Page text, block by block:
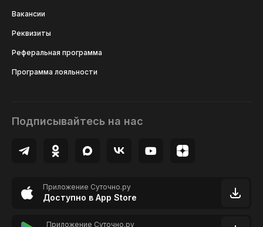
Вакансии
Реквизиты
Реферальная программа
Программа лояльности
Подписывайтесь на нас
Приложение Суточно.ру
Доступно в App Store
Приложение Суточно.ру